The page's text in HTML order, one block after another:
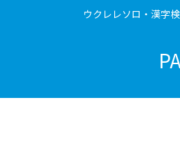
ウクレレソロ・漢字